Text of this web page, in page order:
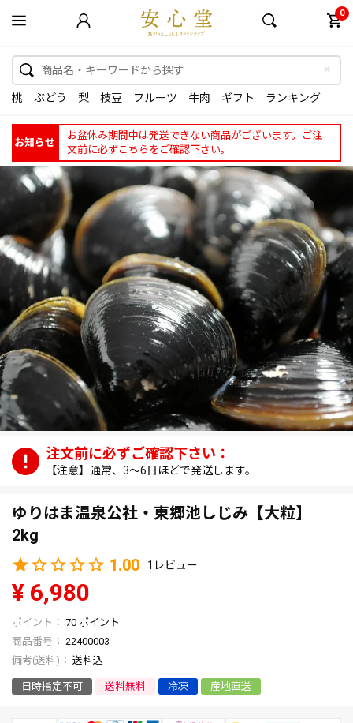
0
桃 ぶどう 梨 枝豆 フルーツ 牛肉 ギフト ランキング
お知らせ
お盆休み期間中は発送できない商品がございます。ご注
文前に必ずこちらをご確認下さい。
【注意】通常、3～6日ほどで発送します。
ゆりはま温泉公社・東郷池しじみ【大粒】
2kg
1.00
1
¥ 6,980
70 ポイント
商品番号
22400003
送料込
日時指定不可 送料無料 冷凍 産地直送